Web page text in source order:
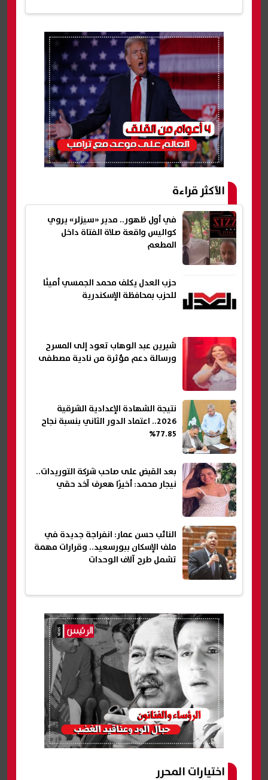
الأكثر قراءة
في أول ظهور.. مدير «سيزلر» يروي
كواليس واقعة صلاة الفتاة داخل
المطعم
حزب العدل يكلف محمد الجمسي أمينًا
للحزب بمحافظة الإسكندرية
شيرين عبد الوهاب تعود إلى المسرح
ورسالة دعم مؤثرة من نادية مصطفى
نتيجة الشهادة الإعدادية الشرقية
2026.. اعتماد الدور الثاني بنسبة نجاح
77.85%
بعد القبض على صاحب شركة التوريدات..
نيجار محمد: أخيرًا هعرف آخد حقي
النائب حسن عمار: انفراجة جديدة في
ملف الإسكان ببورسعيد.. وقرارات مهمة
تشمل طرح آلاف الوحدات
اختيارات المحرر